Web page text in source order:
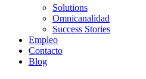
Solutions
Omnicanalidad
Success Stories
Empleo
Contacto
Blog